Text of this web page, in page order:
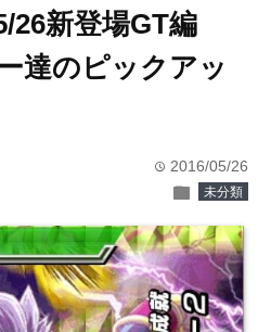
26新登場GT編
達のピックアッ
time 2016/05/26
folder 未分類